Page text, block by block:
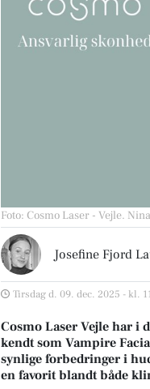
Foto: Cosmo Laser - Vejle.
Josefine Fjord
Tirsdag d. 09. dec. 2025 - kl.
Cosmo Laser Vejle har i
kendt som Vampire
synlige forbedringer i
en favorit blandt både